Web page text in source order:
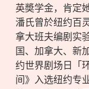
英奬学金，肯定
潘氏曾於纽约百
拿大班夫编剧实
国、加拿大、新
约世界剧场日「
间》入选纽约专